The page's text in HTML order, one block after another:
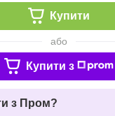
Купити
або
Купити з
з Пром?